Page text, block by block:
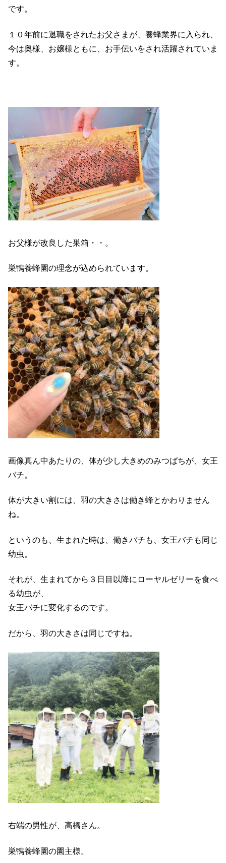
です。
１０年前に退職をされたお父さまが、養蜂業界に入られ、
今は奥様、お嬢様ともに、お手伝いをされ活躍されていま
す。
お父様が改良した巣箱・・。
巣鴨養蜂園の理念が込められています。
画像真ん中あたりの、体が少し大きめのみつばちが、女王
バチ。
体が大きい割には、羽の大きさは働き蜂とかわりません
ね。
というのも、生まれた時は、働きバチも、女王バチも同じ
幼虫。
それが、生まれてから３日目以降にローヤルゼリーを食べ
る幼虫が、
女王バチに変化するのです。
だから、羽の大きさは同じですね。
右端の男性が、高橋さん。
巣鴨養蜂園の園主様。